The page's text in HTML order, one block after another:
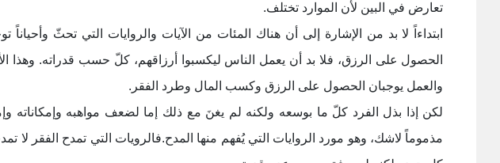
تعارض في البين لأن الموارد تختلف.
ابتداءاً لا بد من الإشارة إلی أن هناك المئات من الآيات والروايات التي تحثّ
الحصول علی الرزق، فلا بد أن يعمل الناس ليكسبوا أرزاقهم، كلّ حسب قدراته.
والعمل يوجبان الحصول علی الرزق وكسب المال وطرد الفقر .
لكن إذا بذل الفرد كلّ ما بوسعه ولكنه لم يغنَ مع ذلك إما لضعف مواهبه وإمكاناته
مذموماً لاشك، وهو مورد الروايات التي يُفهم منها المدح.فالرويات التي تمدح الفقر لا